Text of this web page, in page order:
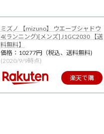
ミズノ 【mizuno】 ウエーブシャドウ
4(ランニング)[メンズ] J1GC2030 【送
料無料】
価格：10277円（税込、送料無料)
(2020/9/9時点)
楽天で購
入